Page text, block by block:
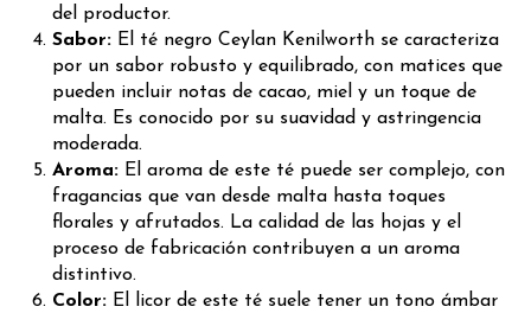
del productor.
Sabor: El té negro Ceylan Kenilworth se caracteriza
por un sabor robusto y equilibrado, con matices que
pueden incluir notas de cacao, miel y un toque de
malta. Es conocido por su suavidad y astringencia
moderada.
Aroma: El aroma de este té puede ser complejo, con
fragancias que van desde malta hasta toques
florales y afrutados. La calidad de las hojas y el
proceso de fabricación contribuyen a un aroma
distintivo.
Color: El licor de este té suele tener un tono ámbar